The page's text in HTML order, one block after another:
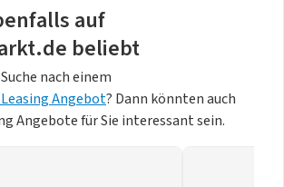
auf
beliebt
nach einem
Angebot? Dann könnten auch
Angebote für Sie interessant sein.